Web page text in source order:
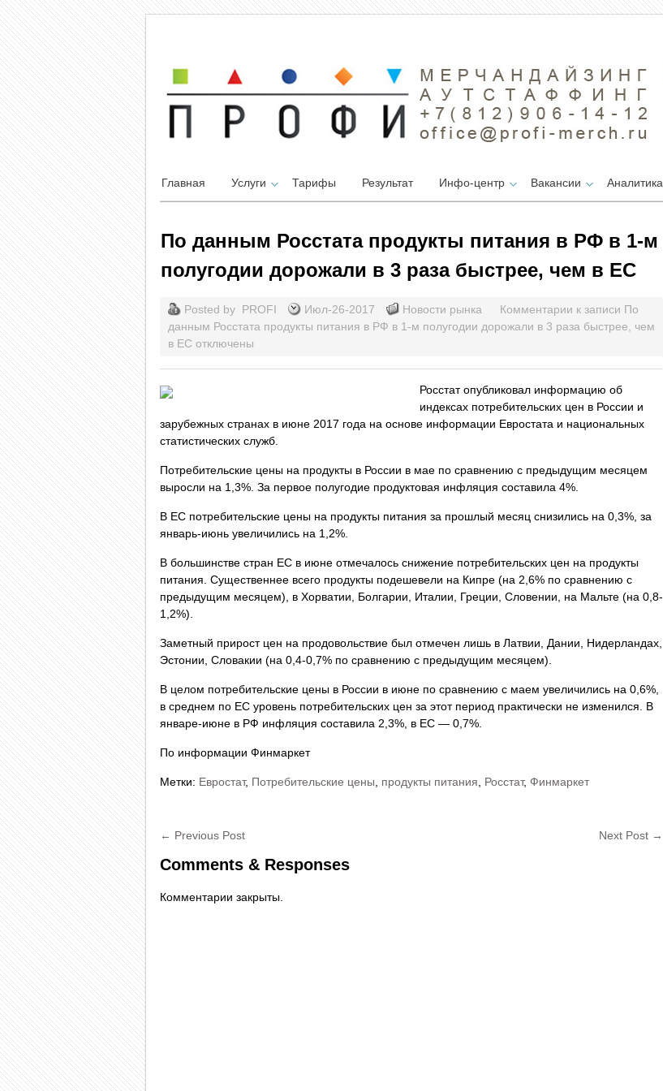
Главная Услуги Тарифы Результат Инфо-центр Вакансии Аналитика
По данным Росстата продукты питания в РФ в 1-м
полугодии дорожали в 3 раза быстрее, чем в ЕС
Posted by PROFI Июл-26-2017 Новости рынка Комментарии к записи По
данным Росстата продукты питания в РФ в 1-м полугодии дорожали в 3 раза быстрее, чем
в ЕС отключены
Росстат опубликовал информацию об
индексах потребительских цен в России и
зарубежных странах в июне 2017 года на основе информации Евростата и национальных
статистических служб.
Потребительские цены на продукты в России в мае по сравнению с предыдущим месяцем
выросли на 1,3%. За первое полугодие продуктовая инфляция составила 4%.
В ЕС потребительские цены на продукты питания за прошлый месяц снизились на 0,3%, за
январь-июнь увеличились на 1,2%.
В большинстве стран ЕС в июне отмечалось снижение потребительских цен на продукты
питания. Существеннее всего продукты подешевели на Кипре (на 2,6% по сравнению с
предыдущим месяцем), в Хорватии, Болгарии, Италии, Греции, Словении, на Мальте (на 0,8-
1,2%).
Заметный прирост цен на продовольствие был отмечен лишь в Латвии, Дании, Нидерландах,
Эстонии, Словакии (на 0,4-0,7% по сравнению с предыдущим месяцем).
В целом потребительские цены в России в июне по сравнению с маем увеличились на 0,6%,
в среднем по ЕС уровень потребительских цен за этот период практически не изменился. В
январе-июне в РФ инфляция составила 2,3%, в ЕС — 0,7%.
По информации Финмаркет
Метки: Евростат, Потребительские цены продукты питания Росстат, Финмаркет
← Previous Post Next Post →
Comments & Responses
Комментарии закрыты.